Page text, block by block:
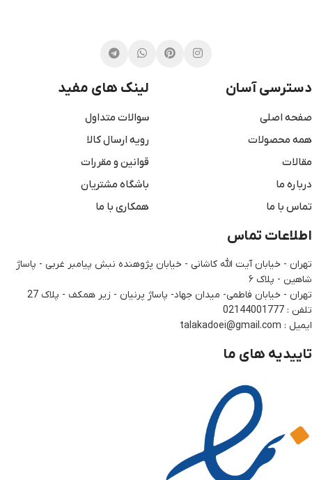
دسترسی آسان
صفحه اصلی
همه محصولات
مقالات
درباره ما
تماس با ما
لینک های مفید
سوالات متداول
رویه ارسال کالا
قوانین و مقررات
باشگاه مشتریان
همکاری با ما
اطلاعات تماس
تهران - خیابان آیت الله کاشانی - خیابان پژوهنده نبش پیامبر غربی - پاساژ
شاهین - پلاک ۶
تهران - خیابان فاطمی- میدان جهاد- پاساژ پرنیان - زیر همکف - پلاک 27
تلفن : 02144001777
ایمیل : talakadoei@gmail.com
تاییدیه های ما